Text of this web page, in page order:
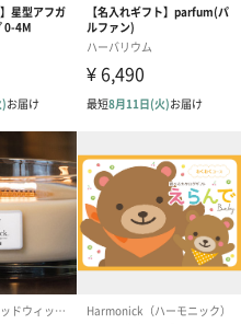
感謝を伝える、タオルベアと
てお届けいたします。ギフト